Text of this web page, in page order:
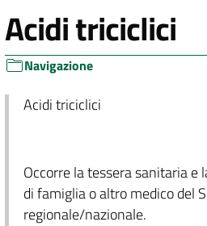
Acidi triciclici
Navigazione
Acidi triciclici
Occorre la tessera sanitaria e
di famiglia o altro medico del
regionale/nazionale.